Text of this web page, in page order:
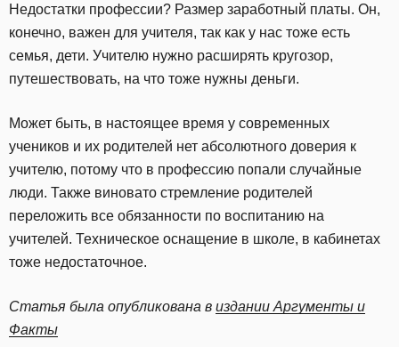
Недостатки профессии? Размер заработный платы. Он,
конечно, важен для учителя, так как у нас тоже есть
семья, дети. Учителю нужно расширять кругозор,
путешествовать, на что тоже нужны деньги.
Может быть, в настоящее время у современных
учеников и их родителей нет абсолютного доверия к
учителю, потому что в профессию попали случайные
люди. Также виновато стремление родителей
переложить все обязанности по воспитанию на
учителей. Техническое оснащение в школе, в кабинетах
тоже недостаточное.
Статья была опубликована в издании Аргументы и
Факты